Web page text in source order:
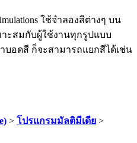
ใช้จำลองสีต่างๆ บน
ะสมกับผู้ใช้งานทุกรูปแบบ
อดสี ก็จะสามารถแยกสีได้เช่น
> โปรแกรมมัลติมีเดีย >